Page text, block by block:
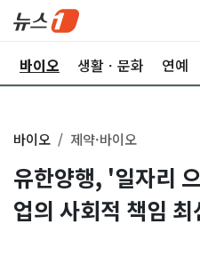
바이오 생활ㆍ문화 연예
바이오 제약·바이오
유한양행, '일자리
업의 사회적 책임